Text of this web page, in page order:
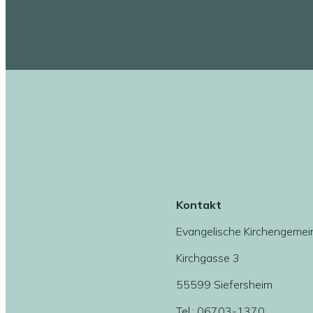
Kontakt
Evangelische
Kirchgasse 3
55599 Siefersheim